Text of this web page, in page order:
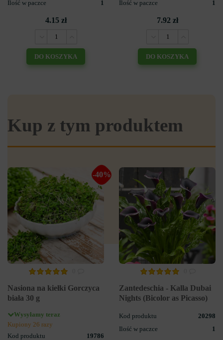
Ilość w paczce 1
4.15 zł
DO KOSZYKA
Ilość w paczce 1
7.92 zł
DO KOSZYKA
Kup z tym produktem
-40%
Nasiona na kiełki Gorczyca
biała 30 g
Wysyłamy teraz
Kupiony 26 razy
Kod produktu
19786
Zantedeschia - Kalla Dubai
Nights (Bicolor as Picasso)
Kod produktu
20298
Ilość w paczce
1